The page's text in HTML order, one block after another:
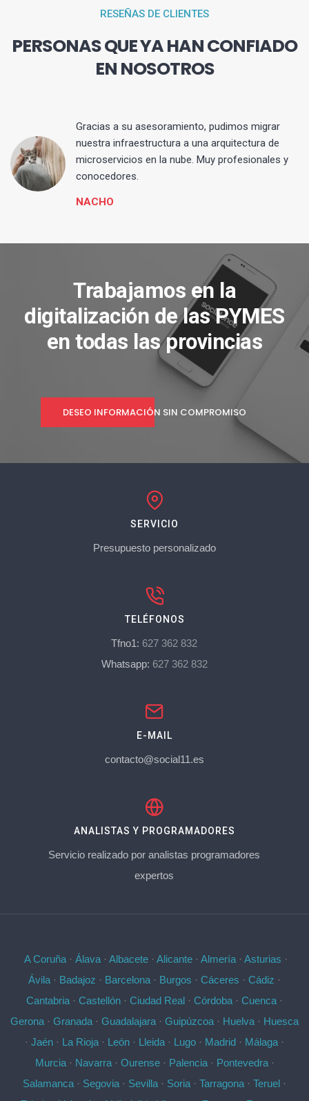
RESEÑAS DE CLIENTES
PERSONAS QUE YA HAN CONFIADO
EN NOSOTROS
Gracias a su asesoramiento, pudimos migrar
nuestra infraestructura a una arquitectura de
microservicios en la nube. Muy profesionales y
conocedores.
NACHO
Trabajamos en la
digitalización de las PYMES
en todas las provincias
DESEO INFORMACIÓN SIN COMPROMISO
SERVICIO
Presupuesto personalizado
TELÉFONOS
Tfno1: 627 362 832
Whatsapp: 627 362 832
E-MAIL
contacto@social11.es
ANALISTAS Y PROGRAMADORES
Servicio realizado por analistas programadores
expertos
A Coruña· Álava· Albacete· Alicante· Almería· Asturias ·
Ávila · Badajoz · Barcelona · Burgos · Cáceres · Cádiz ·
Cantabria · Castellón · Ciudad Real · Córdoba · Cuenca ·
Gerona · Granada · Guadalajara · Guipúzcoa · Huelva · Huesca
· Jaén · La Rioja · León · Lleida · Lugo · Madrid · Málaga ·
Murcia· Navarra· Ourense· Palencia· Pontevedra·
Salamanca · Segovia · Sevilla · Soria · Tarragona · Teruel ·